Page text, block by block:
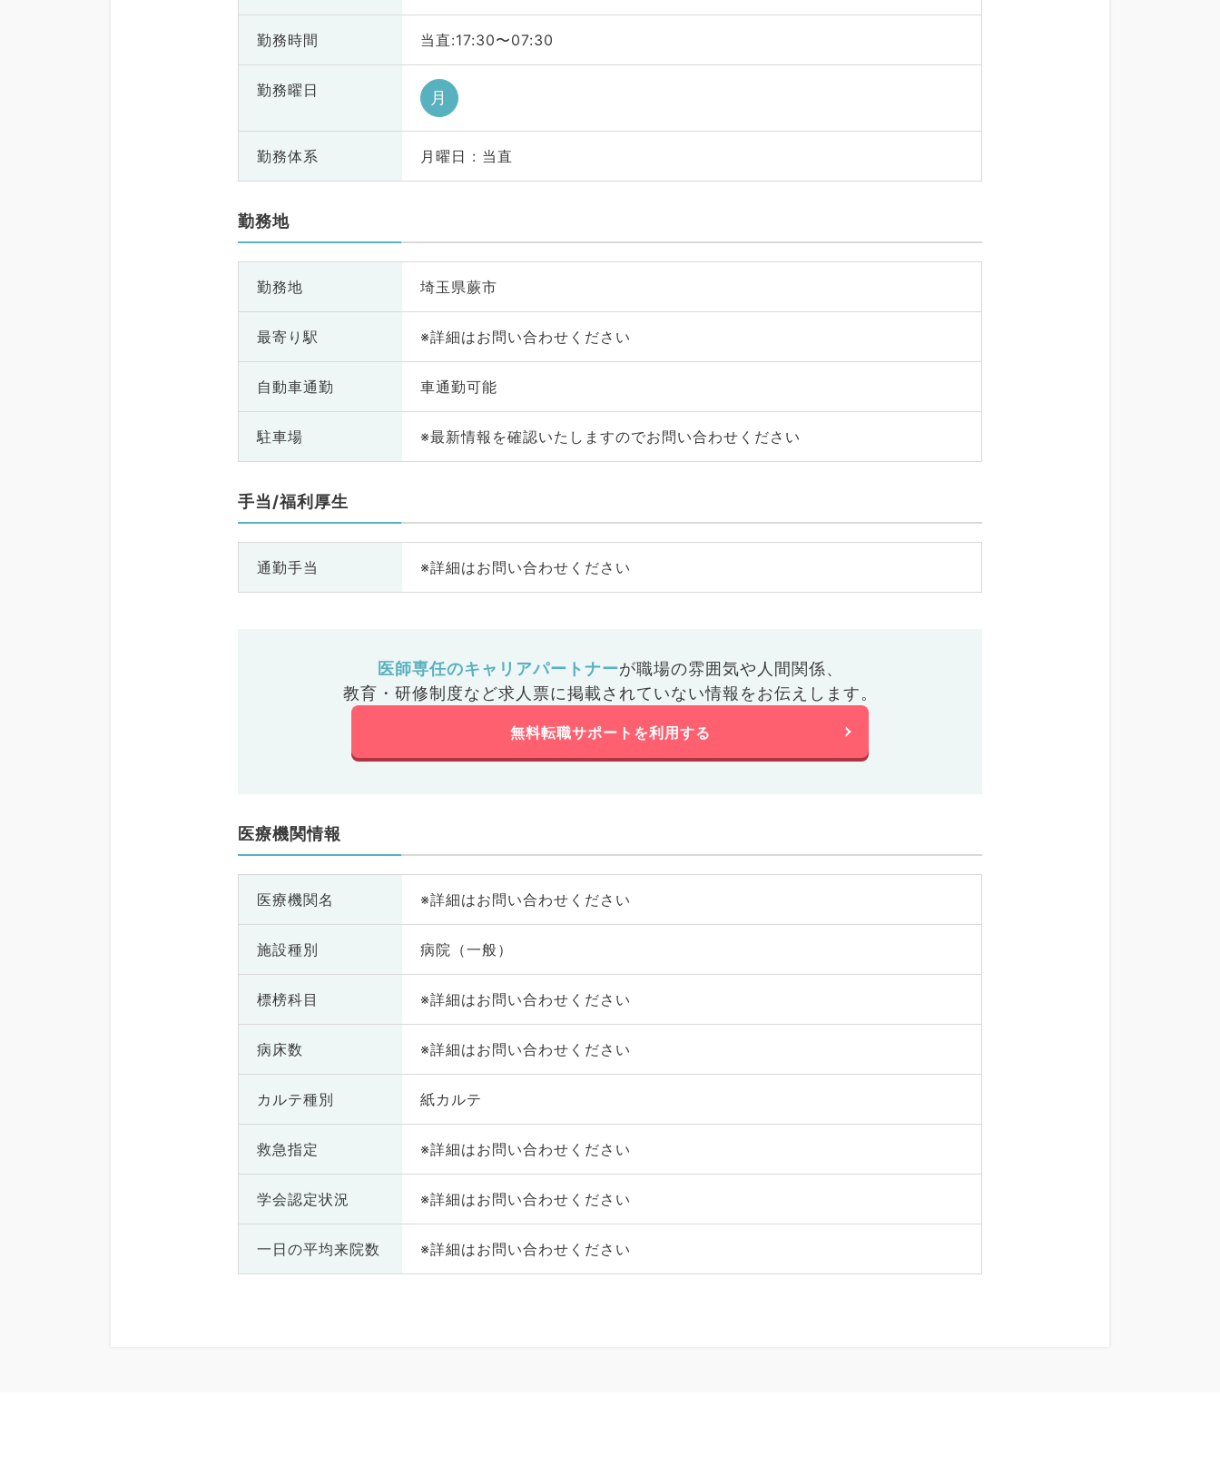
勤務時間 当直:17:30〜07:30
勤務曜日 月
勤務体系 月曜日 : 当直
勤務地
勤務地 埼玉県蕨市
最寄り駅 ※詳細はお問い合わせください
自動車通勤 車通勤可能
駐車場 ※最新情報を確認いたしますのでお問い合わせください
手当/福利厚生
通勤手当 ※詳細はお問い合わせください
医師専任のキャリアパートナーが職場の雰囲気や人間関係、
教育・研修制度など求人票に掲載されていない情報をお伝えします。
無料転職サポートを利用する
医療機関情報
医療機関名 ※詳細はお問い合わせください
施設種別 病院（一般）
標榜科目 ※詳細はお問い合わせください
病床数 ※詳細はお問い合わせください
カルテ種別 紙カルテ
救急指定 ※詳細はお問い合わせください
学会認定状況 ※詳細はお問い合わせください
一日の平均来院数 ※詳細はお問い合わせください